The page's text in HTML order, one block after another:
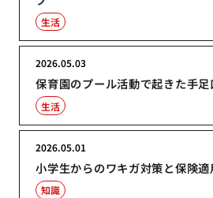
生活
保育園のプール活動で起きた手
2026.05.03
生活
小学生からのワキガ対策と保険
2026.05.01
知識